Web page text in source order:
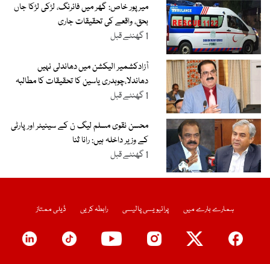
میرپور خاص: گھر میں فائرنگ، لڑکی لڑکا جاں
بحق، واقعے کی تحقیقات جاری
1 گھنٹے قبل
آزادکشمیر الیکشن میں دھاندلی نہیں
دھاندلا،چوہدری یاسین کا تحقیقات کا مطالبہ
1 گھنٹے قبل
محسن نقوی مسلم لیگ ن کے سینیٹر اور پارٹی
کے وزیر داخلہ ہیں: رانا ثنا
1 گھنٹے قبل
ہمارے بارے میں پرائیویسی پالیسی رابطہ کریں ڈیلی ممتاز